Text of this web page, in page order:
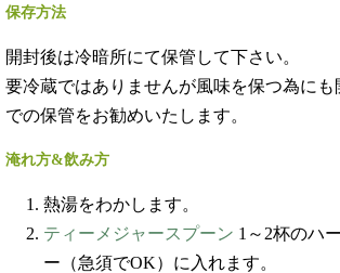
保存方法
開封後は冷暗所にて保管して下さい。
要冷蔵ではありませんが風味を保つ為にも
での保管をお勧めいたします。
淹れ方&飲み方
熱湯をわかします。
ティーメジャースプーン 1～2杯のハ
ー（急須でOK）に入れます。